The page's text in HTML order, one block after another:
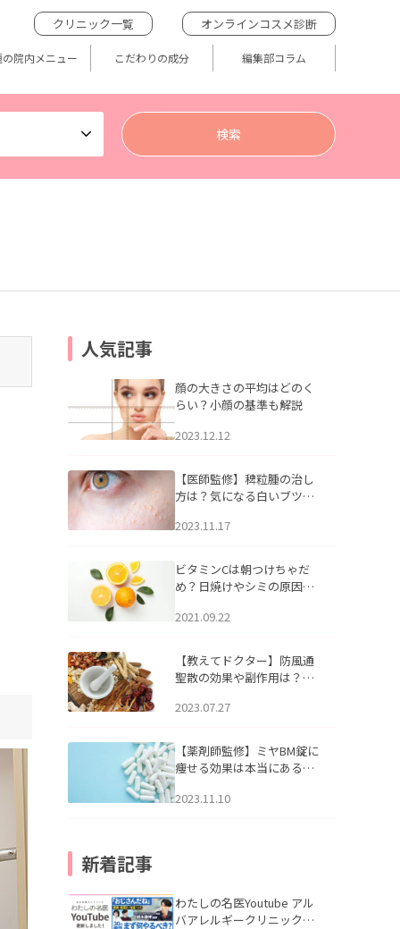
クリニック一覧 オンラインコスメ診断
院内メニュー こだわりの成分 編集部コラム
人気記事
顔の大きさの平均はどのく
らい？小顔の基準も解説
2023.12.12
【医師監修】稗粒腫の治し
方は？気になる白いブツブ
アについて
2023.11.17
ビタミンCは朝つけちゃだ
め？日焼けやシミの原因に
2021.09.22
【教えてドクター】防風通
聖散の効果や副作用は？長
2023.07.27
【薬剤師監修】ミヤBM錠に
痩せる効果は本当にある
2023.11.10
新着記事
わたしの名医Youtube アル
バアレルギークリニック札